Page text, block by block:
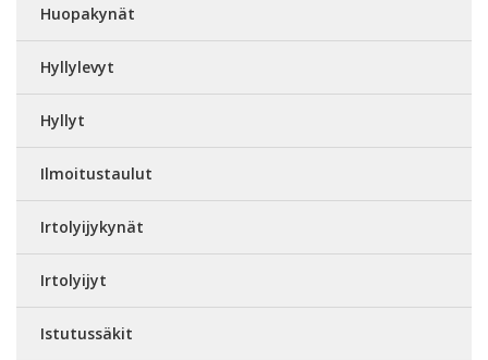
Huopakynät
Hyllylevyt
Hyllyt
Ilmoitustaulut
Irtolyijykynät
Irtolyijyt
Istutussäkit